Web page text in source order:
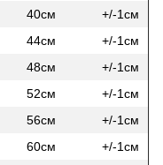
40см
+/-1см
44см
+/-1см
48см
+/-1см
52см
+/-1см
56см
+/-1см
60см
+/-1см